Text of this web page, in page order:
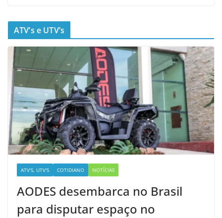
ATV’s e UTV’s
ATV'S, UTV'S COTIDIANO NOTÍCIAS
AODES desembarca no Brasil
para disputar espaço no